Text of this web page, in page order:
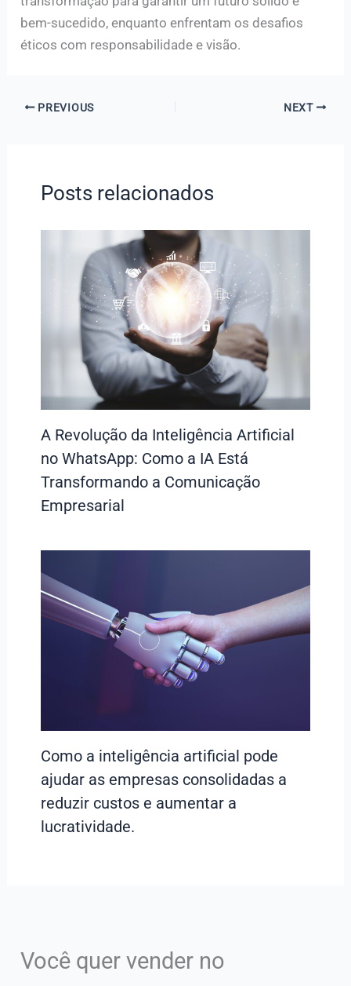
bem-sucedido, enquanto enfrentam os desafios
éticos com responsabilidade e visão.
PREVIOUS NEXT
Posts relacionados
A Revolução da Inteligência Artificial
no WhatsApp: Como a IA Está
Transformando a Comunicação
Empresarial
Como a inteligência artificial pode
ajudar as empresas consolidadas a
reduzir custos e aumentar a
lucratividade.
Você quer vender no